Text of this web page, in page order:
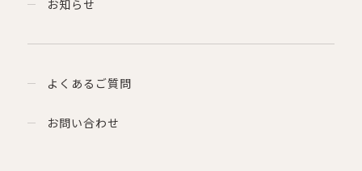
お知らせ
よくあるご質問
お問い合わせ